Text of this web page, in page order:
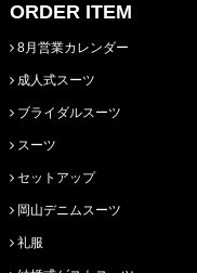
ORDER ITEM
8月営業カレンダー
成人式スーツ
ブライダルスーツ
スーツ
セットアップ
岡山デニムスーツ
礼服